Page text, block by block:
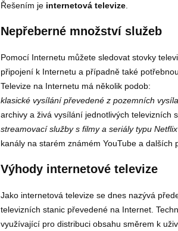
Řešením je internetová televize
Nepřeberné množství služeb
Pomocí Internetu můžete sledovat stovky
připojení k Internetu a případně také
Televize na Internetu má několik podob:
klasické vysílání převedené z pozemních
archivy a živá vysílání jednotlivých televizních
streamovací služby s filmy a seriály typu
kanály na starém známém YouTube a dalších
Výhody internetové televize
Jako internetová televize se dnes nazývá
televizních stanic převedené na Internet.
využívající pro distribuci obsahu směrem k